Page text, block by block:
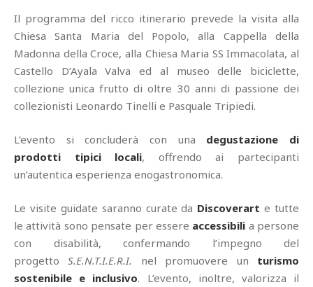
Il programma del ricco itinerario prevede la visita alla
Chiesa Santa Maria del Popolo, alla Cappella della
Madonna della Croce, alla Chiesa Maria SS Immacolata, al
Castello D’Ayala Valva ed al museo delle biciclette,
collezione unica frutto di oltre 30 anni di passione dei
collezionisti Leonardo Tinelli e Pasquale Tripiedi.
L’evento si concluderà con una degustazione di
prodotti tipici locali, offrendo ai partecipanti
un’autentica esperienza enogastronomica.
Le visite guidate saranno curate da Discoverart e tutte
le attività sono pensate per essere accessibili a persone
con disabilità, confermando l’impegno del
progettoS.E.N.T.I.E.R.I. nel promuovere un turismo
sostenibile e inclusivo. L’evento, inoltre, valorizza il